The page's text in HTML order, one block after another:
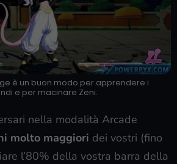
è un buon modo per apprendere i
e per macinare Zeni.
nella modalità Arcade
molto maggiori dei vostri (fino
l’80% della vostra barra della